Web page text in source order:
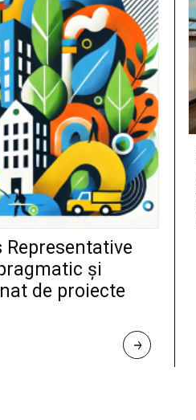
Representative
și
de proiecte
R
E